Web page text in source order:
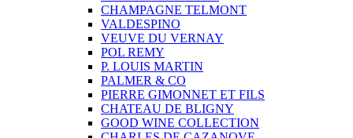
CHAMPAGNE TELMONT
VALDESPINO
VEUVE DU VERNAY
POL REMY
P. LOUIS MARTIN
PALMER & CO
PIERRE GIMONNET ET FILS
CHATEAU DE BLIGNY
GOOD WINE COLLECTION